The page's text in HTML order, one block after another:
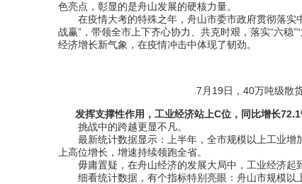
色亮点，彰显的是舟山发展的硬核力量。
在疫情大考的特殊之年，舟山市委市政府贯彻落实
战赢”，带领全市上下齐心协力、共克时艰，落实“六稳
经济增长新气象，在疫情冲击中体现了韧劲。
7月19日，40万吨级散
发挥支撑性作用，工业经济站上C位，同比增长
挑战中的跨越更显不凡。
最新统计数据显示：上半年，全市规模以上工业增
上高位增长，增速持续领跑全省。
毋庸置疑，在舟山经济的发展大局中，工业经济起
细看统计数据，有个指标特别亮眼：舟山市规模以